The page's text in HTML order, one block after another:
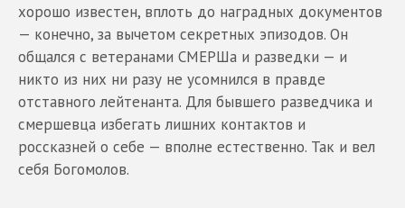
хорошо известен, вплоть до наградных документов
— конечно, за вычетом секретных эпизодов. Он
общался с ветеранами СМЕРШа и разведки — и
никто из них ни разу не усомнился в правде
отставного лейтенанта. Для бывшего разведчика и
смершевца избегать лишних контактов и
россказней о себе — вполне естественно. Так и вел
себя Богомолов.